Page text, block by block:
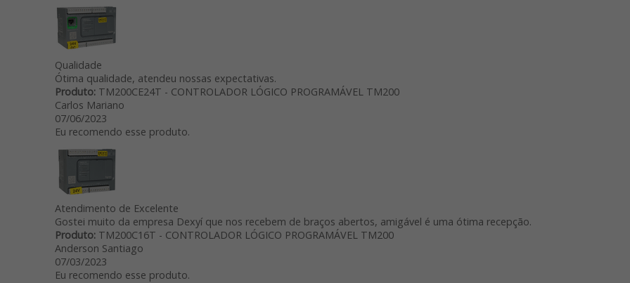
Qualidade
Ótima qualidade, atendeu nossas expectativas.
Produto:TM200CE24T - CONTROLADOR LÓGICO PROGRAMÁVEL TM200
Carlos Mariano
07/06/2023
Eu recomendo esse produto.
Atendimento de Excelente
Gostei muito da empresa Dexyí que nos recebem de braços abertos, amigável é uma ótima recepção.
Produto:TM200C16T - CONTROLADOR LÓGICO PROGRAMÁVEL TM200
Anderson Santiago
07/03/2023
Eu recomendo esse produto.